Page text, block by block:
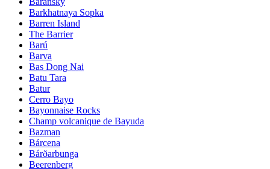
Barkhatnaya Sopka
Barren Island
The Barrier
Barú
Barva
Bas Dong Nai
Batu Tara
Batur
Cerro Bayo
Bayonnaise Rocks
Champ volcanique de Bayuda
Bazman
Bárcena
Bárðarbunga
Beerenberg